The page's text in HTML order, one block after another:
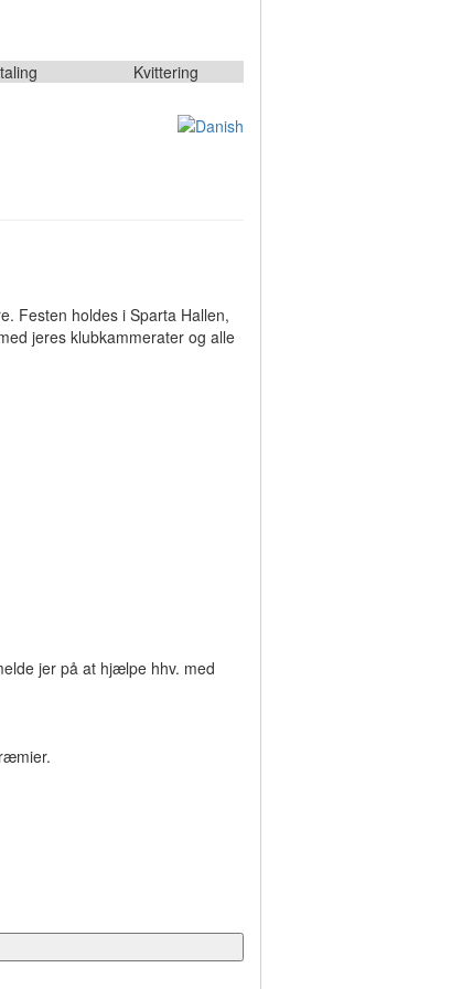
Kvittering
Festen holdes i Sparta Hallen,
jeres klubkammerater og alle
jer på at hjælpe hhv. med